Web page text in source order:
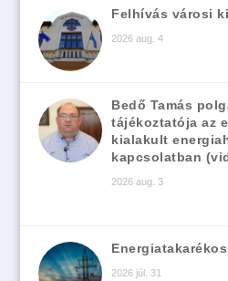
Felhívás városi
2026 aug. 4
Bedő Tamás
tájékoztatója az
kialakult
kapcsolatban
2026 aug. 3
2026 júl. 31